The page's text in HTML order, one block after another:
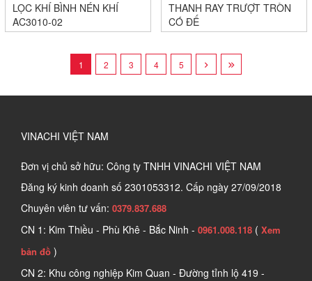
LỌC KHÍ BÌNH NÉN KHÍ
AC3010-02
THANH RAY TRƯỢT TRÒN
CÓ ĐẾ
1 2 3 4 5
VINACHI VIỆT NAM
Đơn vị chủ sở hữu: Công ty TNHH VINACHI VIỆT NAM
Đăng ký kinh doanh số 2301053312. Cấp ngày 27/09/2018
Chuyên viên tư vấn: 0379.837.688
CN 1: Kim Thiều - Phù Khê - Bắc Ninh - 0961.008.118 ( Xem
bản đồ )
CN 2: Khu công nghiệp Kim Quan - Đường tỉnh lộ 419 -